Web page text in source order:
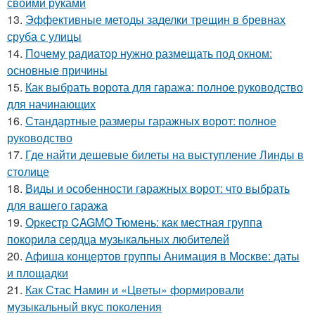
13. Эффективные методы заделки трещин в бревнах
сруба с улицы
14. Почему радиатор нужно размещать под окном:
основные причины
15. Как выбрать ворота для гаража: полное руководство
для начинающих
16. Стандартные размеры гаражных ворот: полное
руководство
17. Где найти дешевые билеты на выступление Линды в
столице
18. Виды и особенности гаражных ворот: что выбрать
для вашего гаража
19. Оркестр CAGMO Тюмень: как местная группа
покорила сердца музыкальных любителей
20. Афиша концертов группы Анимация в Москве: даты
и площадки
21. Как Стас Намин и «Цветы» формировали
музыкальный вкус поколения